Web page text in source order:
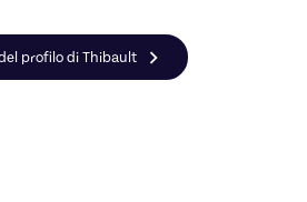
profilo di Thibault